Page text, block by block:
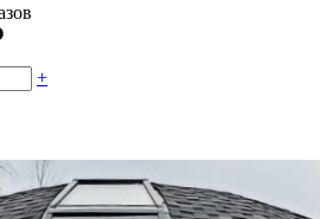
+